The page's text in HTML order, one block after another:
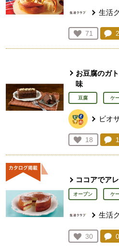
生活
お気に入り
71
人が登録
2
お豆腐のガ
味
豆腐 ケ
ビオ
お気に入り
18
人が登録
1
ココアでア
オーブン ケ
生活
お気に入り
30
人が登録
0